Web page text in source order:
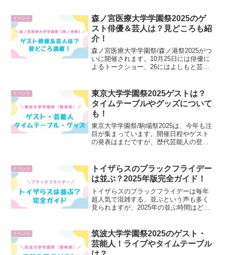
イベント
森ノ宮医療大学学園祭2025のゲ
スト俳優＆芸人は？見どころも紹
介！
森ノ宮医療大学学園祭/森ノ港祭2025がつ
いに開催されます。10月25日には俳優に
よるトークショー、26にはよしもと芸人
ストやタイムテーブル、開催日程や混雑
予想、見...
イベント
東京大学学園祭2025ゲストは？
タイムテーブルやグッズについて
も！
東京大学学園祭/駒場祭2025は、今年も注
目が集まっています。開催日程やゲスト
の発表はまだですが、歴代芸能人の登場
場祭2025のゲストなど最新情報や楽しみ
方を詳しく紹介...
イベント
トイザらスのブラックフライデー
は並ぶ？2025年版完全ガイド！
トイザらスのブラックフライデーは毎年
超人気で混雑する、並ぶという声も多く
見られますが、2025年の並ぶ時間はどの
ぶ時間や整理券の有無、目玉商品まで気
になるポイントを...
イベント
筑波大学学園祭2025のゲスト・
芸能人！ライブやタイムテーブル